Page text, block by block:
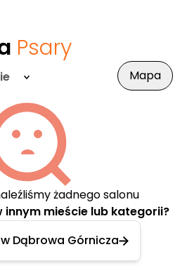
Psary
Mapa
żadnego salonu
innym mieście lub kategorii?
Dąbrowa Górnicza